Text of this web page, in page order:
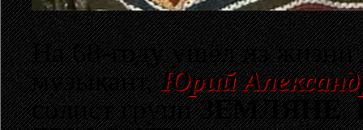
На 68-году ушёл из жизни
музыкант,Юрий
солист группЗЕМЛЯНЕ,